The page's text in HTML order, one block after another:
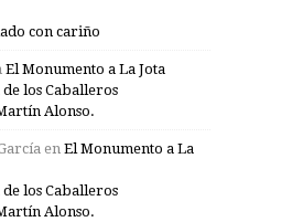
con cariño
El Monumento a La Jota
los Caballeros
Alonso.
en El Monumento a La
los Caballeros
Alonso.